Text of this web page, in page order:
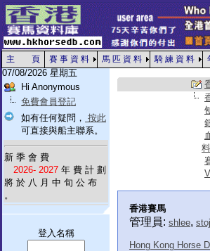
主 頁 賽 事 資 料 馬 匹 資 料 騎 練 資 料
07/08/2026 星期五
Hi Anonymous
免費會員登記
如有任何疑問， 按此
可直接與船主聯系。
新 季 會 費
2026- 2027 年 費 計 劃
將 於 八 月 中 旬 公 布
。
登入名稱
料
香港賽馬
管理員: shlee,
Hong Kong Horse